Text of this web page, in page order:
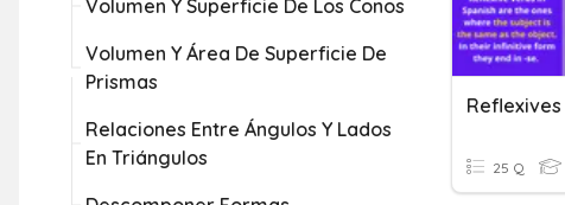
Volumen Y Superficie De Los Conos
Volumen Y Área De Superficie De
Prismas
Relaciones Entre Ángulos Y Lados
En Triángulos
25 Q